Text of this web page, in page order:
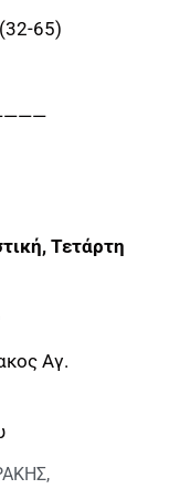
65)
Τετάρτη
Αγ.
,